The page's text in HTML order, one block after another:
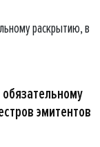
раскрытию, в
эмитентов